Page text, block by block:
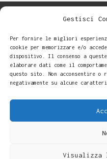
Gestisci
Per fornire le migliori
cookie per memorizzare e/o
dispositivo. Il consenso a
elaborare dati come il
questo sito. Non acconsentire
negativamente su alcune
Visualizza